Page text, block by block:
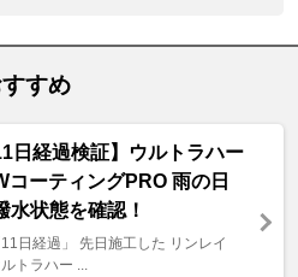
すめ
日経過検証】ウルトラハー
コーティングPRO 雨の日
水状態を確認！
日経過」 先日施工した リンレイ
ルトラハー ...